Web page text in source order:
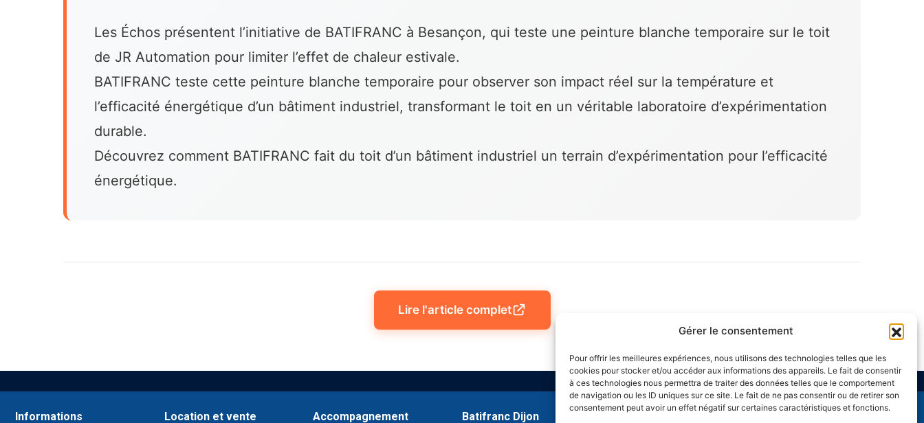
Gérer le consentement
Pour offrir les meilleures expériences, nous utilisons des technologies telles que les
cookies pour stocker et/ou accéder aux informations des appareils. Le fait de consentir
à ces technologies nous permettra de traiter des données telles que le comportement
de navigation ou les ID uniques sur ce site. Le fait de ne pas consentir ou de retirer son
consentement peut avoir un effet négatif sur certaines caractéristiques et fonctions.
Les Échos présentent l’initiative de BATIFRANC à Besançon, qui teste une peinture blanche temporaire sur le toit
de JR Automation pour limiter l’effet de chaleur estivale.
BATIFRANC teste cette peinture blanche temporaire pour observer son impact réel sur la température et
l’efficacité énergétique d’un bâtiment industriel, transformant le toit en un véritable laboratoire d’expérimentation
durable.
Découvrez comment BATIFRANC fait du toit d’un bâtiment industriel un terrain d’expérimentation pour l’efficacité
énergétique.
Lire l'article complet
Informations Location et vente Accompagnement Batifranc Dijon Batifranc Besançon